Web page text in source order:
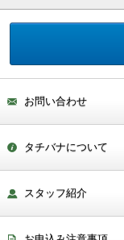
お問い合わせ
タチバナについて
スタッフ紹介